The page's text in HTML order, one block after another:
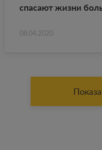
спа­са­ют жизни
08.04.2020